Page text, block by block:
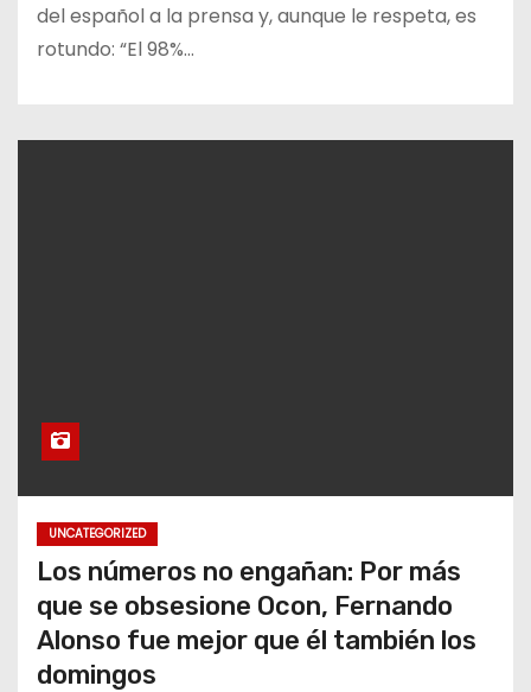
del español a la prensa y, aunque le respeta, es
rotundo: “El 98%…
UNCATEGORIZED
Los números no engañan: Por más
que se obsesione Ocon, Fernando
Alonso fue mejor que él también los
domingos